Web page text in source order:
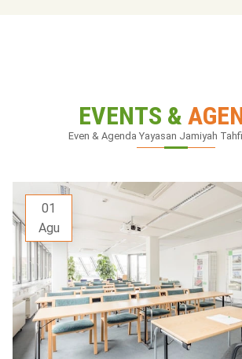
EVENTS &
Even & Agenda Yayasan Jamiyah
01
Agu